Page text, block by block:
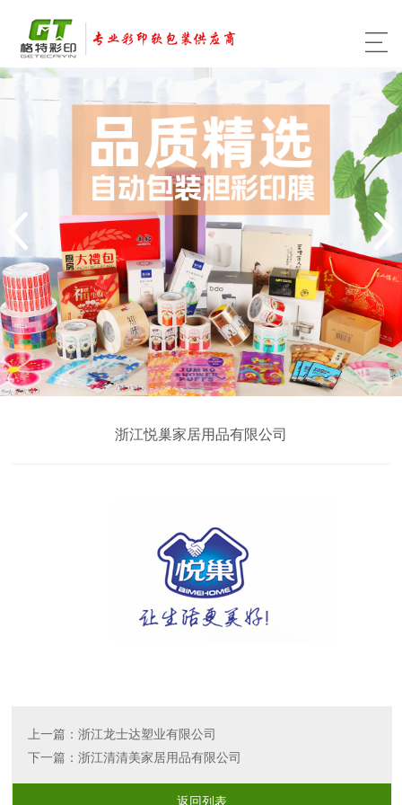
浙江悦巢家居用品有限公司
返回列表
上一篇：浙江龙士达塑业有限公司
下一篇：浙江清清美家居用品有限公司